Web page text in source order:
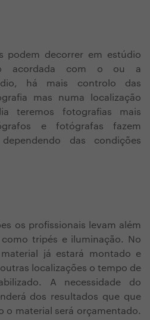
podem decorrer em estúdio
acordada com o ou a
há mais controlo das
mas numa localização
teremos fotografias mais
e fotógrafas fazem
das condições
os profissionais levam além
tripés e iluminação. No
já estará montado e
localizações o tempo de
A necessidade do
dos resultados que que
o material será orçamentado.